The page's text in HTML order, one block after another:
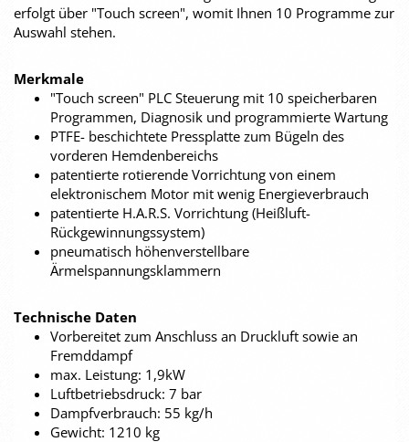
erfolgt über "Touch screen", womit Ihnen 10 Programme zur
Auswahl stehen.
Merkmale
"Touch screen" PLC Steuerung mit 10 speicherbaren
Programmen, Diagnosik und programmierte Wartung
PTFE- beschichtete Pressplatte zum Bügeln des
vorderen Hemdenbereichs
patentierte rotierende Vorrichtung von einem
elektronischem Motor mit wenig Energieverbrauch
patentierte H.A.R.S. Vorrichtung (Heißluft-
Rückgewinnungssystem)
pneumatisch höhenverstellbare
Ärmelspannungsklammern
Technische Daten
Vorbereitet zum Anschluss an Druckluft sowie an
Fremddampf
max. Leistung: 1,9kW
Luftbetriebsdruck: 7 bar
Dampfverbrauch: 55 kg/h
Gewicht: 1210 kg